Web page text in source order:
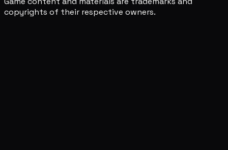
copyrights of their respective owners.